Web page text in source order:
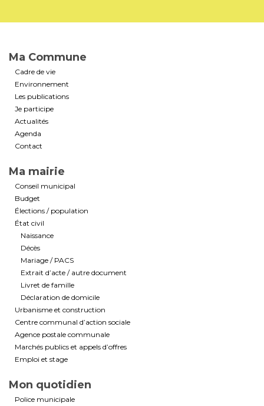
Ma Commune
Cadre de vie
Environnement
Les publications
Je participe
Actualités
Agenda
Contact
Ma mairie
Conseil municipal
Budget
Élections / population
État civil
Naissance
Décès
Mariage / PACS
Extrait d’acte / autre document
Livret de famille
Déclaration de domicile
Urbanisme et construction
Centre communal d’action sociale
Agence postale communale
Marchés publics et appels d’offres
Emploi et stage
Mon quotidien
Police municipale